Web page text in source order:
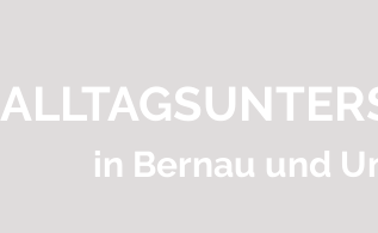
in Bernau und